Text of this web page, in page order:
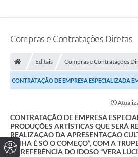
Compras e Contratações Diretas
Editais Compras e Contratações
CONTRATAÇÃO DE EMPRESA ESPECIALIZADA
ARTÍSTICAS QUE SERÁ RESPONSÁVEL PELA
CONTRATAÇÃO DE EMPRESA
PRODUÇÕES ARTÍSTICAS QUE SERÁ
REALIZAÇÃO DA APRESENTAÇÃO
LINHA É SÓ O COMEÇO”, COM A
DE REFERÊNCIA DO IDOSO “VERA